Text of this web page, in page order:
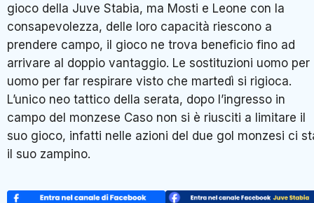
gioco della Juve Stabia, ma Mosti e Leone con la
consapevolezza, delle loro capacità riescono a
prendere campo, il gioco ne trova beneficio fino ad
arrivare al doppio vantaggio. Le sostituzioni uomo per
uomo per far respirare visto che martedì si rigioca.
L’unico neo tattico della serata, dopo l’ingresso in
campo del monzese Caso non si è riusciti a limitare il
suo gioco, infatti nelle azioni del due gol monzesi ci
il suo zampino.